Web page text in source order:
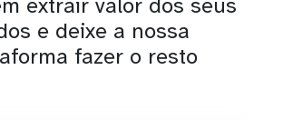
extrair valor dos seus
e deixe a nossa
fazer o resto